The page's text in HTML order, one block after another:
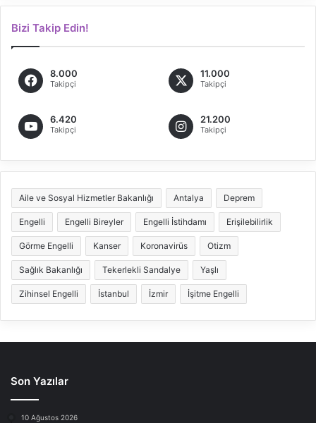
Bizi Takip Edin!
8.000
Takipçi
11.000
Takipçi
6.420
Takipçi
21.200
Takipçi
Aile ve Sosyal Hizmetler Bakanlığı Antalya Deprem
Engelli Engelli Bireyler Engelli İstihdamı Erişilebilirlik
Görme Engelli Kanser Koronavirüs Otizm
Sağlık Bakanlığı Tekerlekli Sandalye Yaşlı
Zihinsel Engelli İstanbul İzmir İşitme Engelli
Son Yazılar
10 Ağustos 2026